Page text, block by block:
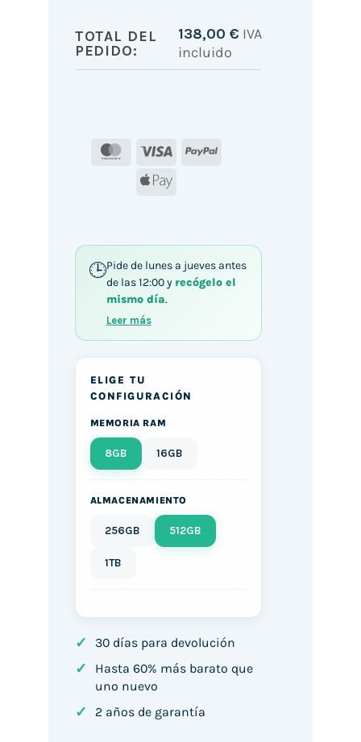
TOTAL DEL
PEDIDO:
138,00 € IVA
incluido
MasterCard
Visa
PayPal
Apple
Pide de lunes a jueves antes
de las 12:00 y recógelo el
mismo día.
Leer más
ELIGE TU
CONFIGURACIÓN
MEMORIA RAM
8GB 16GB
ALMACENAMIENTO
256GB 512GB
1TB
✓ 30 días para devolución
✓
Hasta 60% más barato que
uno nuevo
✓ 2 años de garantía